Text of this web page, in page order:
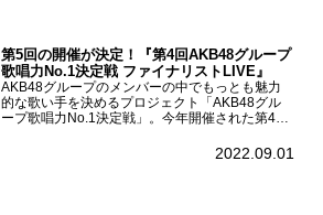
第5回の開催が決定！『第4回AKB48グループ
歌唱力No.1決定戦 ファイナリストLIVE』
AKB48グループのメンバーの中でもっとも魅力
的な歌い手を決めるプロジェクト「AKB48グル
ープ歌唱力No.1決定戦」。今年開催された第4回
る一夜限りのライブイベント「ファイナリスト
2022.09.01